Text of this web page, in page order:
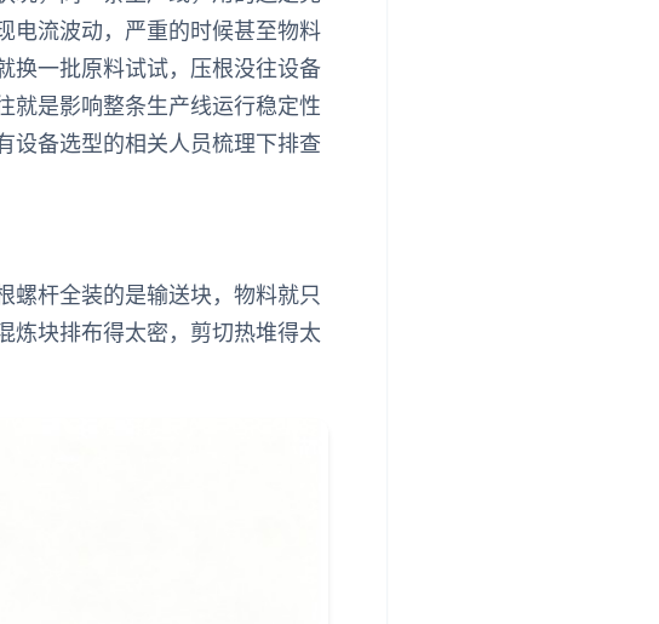
电流波动，严重的时候甚至物料
换一批原料试试，压根没往设备
就是影响整条生产线运行稳定性
设备选型的相关人员梳理下排查
螺杆全装的是输送块，物料就只
炼块排布得太密，剪切热堆得太